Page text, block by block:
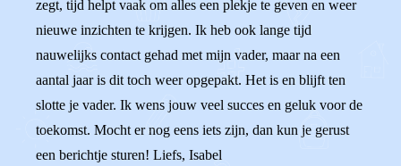
zegt, tijd helpt vaak om alles een plekje te geven en weer
nieuwe inzichten te krijgen. Ik heb ook lange tijd
nauwelijks contact gehad met mijn vader, maar na een
aantal jaar is dit toch weer opgepakt. Het is en blijft ten
slotte je vader. Ik wens jouw veel succes en geluk voor de
toekomst. Mocht er nog eens iets zijn, dan kun je gerust
een berichtje sturen! Liefs, Isabel